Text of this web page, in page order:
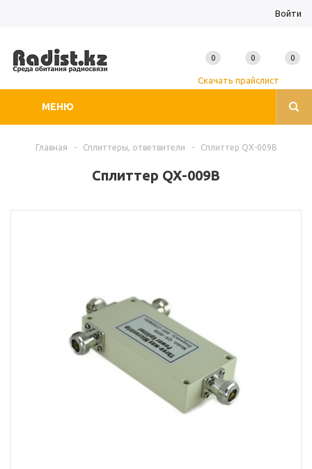
Войти
МЕНЮ
Скачать прайслист
0 0 0
Главная - Сплиттеры, ответвители - Сплиттер QX-009B
Сплиттер QX-009B